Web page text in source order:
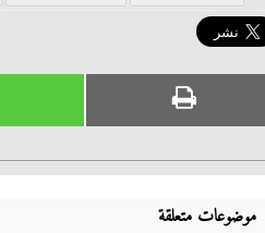
موضوعات متعلقة